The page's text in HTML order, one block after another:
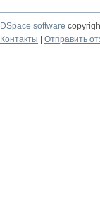
DSpace software
Контакты
Отправить